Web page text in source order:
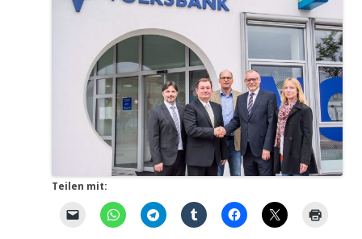
Teilen mit: